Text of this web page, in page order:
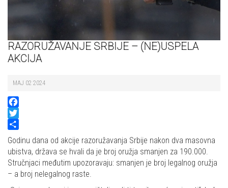
RAZORUŽAVANJE SRBIJE – (NE)USPELA
AKCIJA
MAJ 02 2024
Facebook
Twitter
Share
Godinu dana od akcije razoružavanja Srbije nakon dva masovna
ubistva, država se hvali da je broj oružja smanjen za 190.000.
Stručnjaci međutim upozoravaju: smanjen je broj legalnog oružja
– a broj nelegalnog raste.